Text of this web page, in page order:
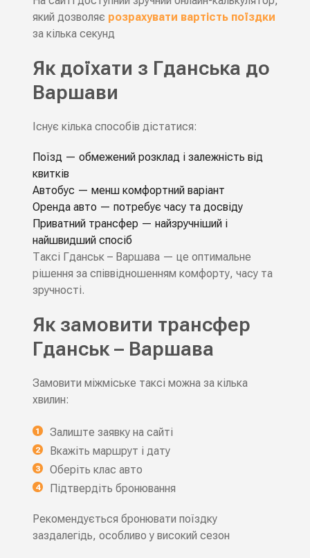
який дозволяє розрахувати вартість поїздки
за кілька секунд
Як доїхати з Гданська до
Варшави
Існує кілька способів дістатися:
Поїзд — обмежений розклад і залежність від
квитків
Автобус — менш комфортний варіант
Оренда авто — потребує часу та досвіду
Приватний трансфер — найзручніший і
найшвидший спосіб
Таксі Гданськ – Варшава — це оптимальне
рішення за співвідношенням комфорту, часу та
зручності.
Як замовити трансфер
Гданськ – Варшава
Замовити міжміське таксі можна за кілька
хвилин:
Залиште заявку на сайті
Вкажіть маршрут і дату
Оберіть клас авто
Підтвердіть бронювання
Рекомендується бронювати поїздку
заздалегідь, особливо у високий сезон